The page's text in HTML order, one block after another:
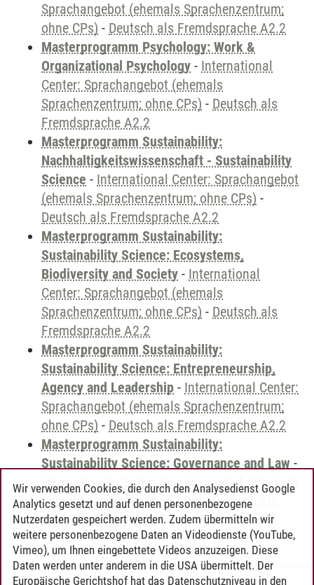
Sprachangebot (ehemals Sprachenzentrum;
ohne CPs) - Deutsch als Fremdsprache A2.2
Masterprogramm Psychology: Work &
Organizational Psychology - International
Center: Sprachangebot (ehemals
Sprachenzentrum; ohne CPs) - Deutsch als
Fremdsprache A2.2
Masterprogramm Sustainability:
Nachhaltigkeitswissenschaft - Sustainability
Science - International Center: Sprachangebot
(ehemals Sprachenzentrum; ohne CPs) -
Deutsch als Fremdsprache A2.2
Masterprogramm Sustainability:
Sustainability Science: Ecosystems,
Biodiversity and Society - International
Center: Sprachangebot (ehemals
Sprachenzentrum; ohne CPs) - Deutsch als
Fremdsprache A2.2
Masterprogramm Sustainability:
Sustainability Science: Entrepreneurship,
Agency and Leadership - International Center:
Sprachangebot (ehemals Sprachenzentrum;
ohne CPs) - Deutsch als Fremdsprache A2.2
Masterprogramm Sustainability:
Sustainability Science: Governance and Law -
International Center: Sprachangebot (ehemals
Sprachenzentrum; ohne CPs)-Deutsch als
Fremdsprache A2.2
Wir verwenden Cookies, die durch den Analysedienst Google
Analytics gesetzt und auf denen personenbezogene
Nutzerdaten gespeichert werden. Zudem übermitteln wir
weitere personenbezogene Daten an Videodienste (YouTube,
Vimeo), um Ihnen eingebettete Videos anzuzeigen. Diese
Daten werden unter anderem in die USA übermittelt. Der
Europäische Gerichtshof hat das Datenschutzniveau in den